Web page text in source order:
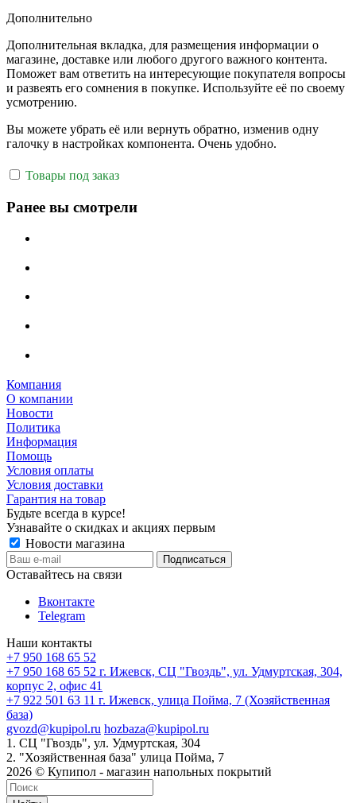
Дополнительно
Дополнительная вкладка, для размещения информации о
магазине, доставке или любого другого важного контента.
Поможет вам ответить на интересующие покупателя вопросы
и развеять его сомнения в покупке. Используйте её по своему
усмотрению.
Вы можете убрать её или вернуть обратно, изменив одну
галочку в настройках компонента. Очень удобно.
Товары под заказ
Ранее вы смотрели
Компания
О компании
Новости
Политика
Информация
Помощь
Условия оплаты
Условия доставки
Гарантия на товар
Будьте всегда в курсе!
Узнавайте о скидках и акциях первым
Новости магазина
Оставайтесь на связи
Вконтакте
Telegram
Наши контакты
+7 950 168 65 52
+7 950 168 65 52 г. Ижевск, СЦ "Гвоздь", ул. Удмуртская, 304,
корпус 2, офис 41
+7 922 501 63 11 г. Ижевск, улица Пойма, 7 (Хозяйственная
база)
gvozd@kupipol.ru hozbaza@kupipol.ru
1. СЦ "Гвоздь", ул. Удмуртская, 304
2. "Хозяйственная база" улица Пойма, 7
2026 © Купипол - магазин напольных покрытий